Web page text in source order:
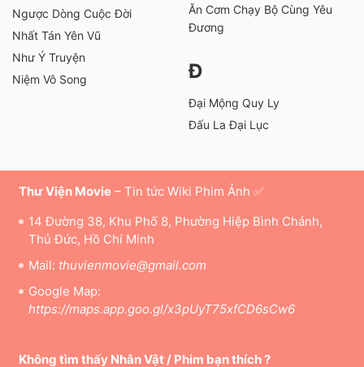
Ngược Dòng Cuộc Đời
Nhất Tán Yên Vũ
Như Ý Truyện
Niệm Vô Song
Ăn Cơm Chạy Bộ Cùng Yêu
Đương
Đ
Đại Mộng Quy Ly
Đấu La Đại Lục
Thư Viện Movie– Tin tức Wiki Phim Ảnh ✅
14 Đường 38, Khu Phố 8, Phường Hiệp Bình Chánh,
Thủ Đức, Hồ Chí Minh
Mail: thuvienmovie@gmail.com
Google Map:
https://maps.app.goo.gl/x3pUyT75xfCD6sCw6
Không tìm thấy Nhân Vật / Phim bạn thích ?